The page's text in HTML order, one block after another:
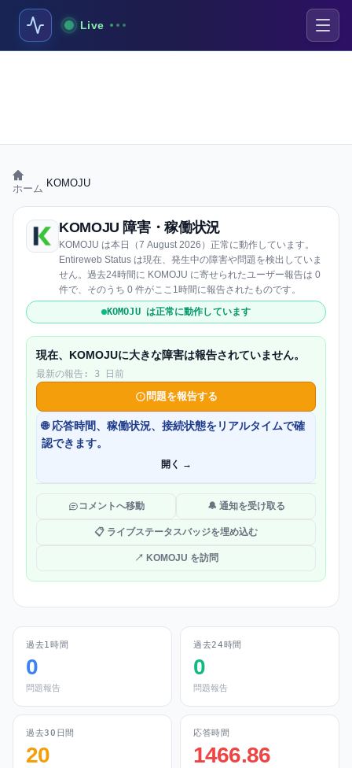
Live
ホーム KOMOJU
KOMOJU 障害・稼働状況
KOMOJU は本日（7 August 2026）正常に動作しています。
Entireweb Status は現在、発生中の障害や問題を検出していま
せん。過去24時間に KOMOJU に寄せられたユーザー報告は 0
件で、そのうち 0 件がここ1時間に報告されたものです。
KOMOJU は正常に動作しています
現在、KOMOJUに大きな障害は報告されていません。
最新の報告: 3 日前
問題を報告する
🌐 応答時間、稼働状況、接続状態をリアルタイムで確
認できます。
開く →
コメントへ移動 🔔 通知を受け取る
📋 ライブステータスバッジを埋め込む
↗ KOMOJU を訪問
過去1時間
0
問題報告
過去24時間
0
問題報告
過去30日間
20
応答時間
1466.86